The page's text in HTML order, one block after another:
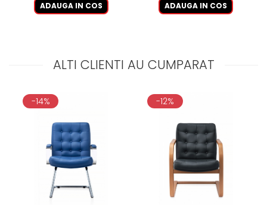
ADAUGA IN COS ADAUGA IN COS
ALTI CLIENTI AU CUMPARAT
-14% -12%